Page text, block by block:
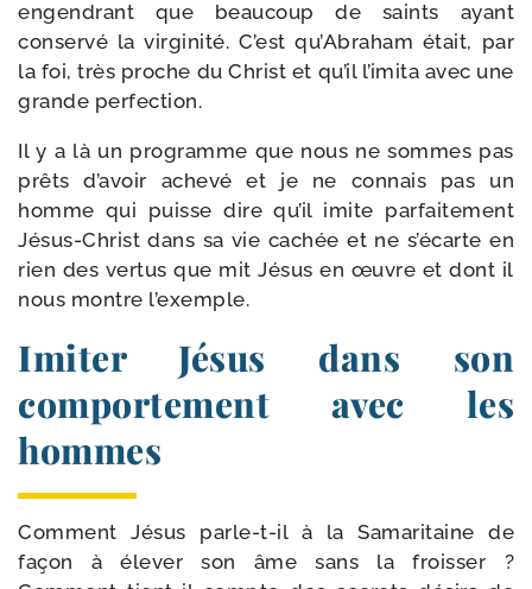
engen­drant que beau­coup de saints ayant
conser­vé la vir­gi­ni­té. C’est qu’Abraham était, par
la foi, très proche du Christ et qu’il l’imita avec une
grande perfection.
Il y a là un pro­gramme que nous ne sommes pas
prêts d’avoir ache­vé et je ne connais pas un
homme qui puisse dire qu’il imite par­fai­te­ment
Jésus-​Christ dans sa vie cachée et ne s’écarte en
rien des ver­tus que mit Jésus en œuvre et dont il
nous montre l’exemple.
Imiter Jésus dans son
comportement avec les
hommes
Comment Jésus parle-​t-​il à la Samaritaine de
façon à éle­ver son âme sans la frois­ser ?